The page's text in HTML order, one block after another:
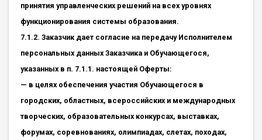
принятия управленческих решений на всех уровнях
функционирования системы образования.
7.1.2. Заказчик дает согласие на передачу Исполнителем
персональных данных Заказчика и Обучающегося,
указанных в п. 7.1.1. настоящей Оферты:
— в целях обеспечения участия Обучающегося в
городских, областных, всероссийских и международных
творческих, образовательных конкурсах, выставках,
форумах, соревнованиях, олимпиадах, слетах, походах,